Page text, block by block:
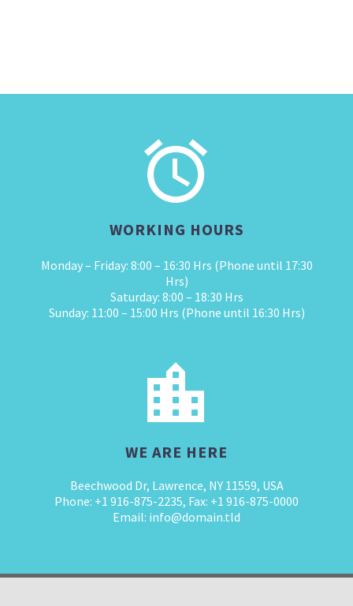


WORKING HOURS
Monday – Friday: 8:00 – 16:30 Hrs (Phone until 17:30
Hrs)
Saturday: 8:00 – 18:30 Hrs
Sunday: 11:00 – 15:00 Hrs (Phone until 16:30 Hrs)


WE ARE HERE
Beechwood Dr, Lawrence, NY 11559, USA
Phone: +1 916-875-2235, Fax: +1 916-875-0000
Email: info@domain.tld